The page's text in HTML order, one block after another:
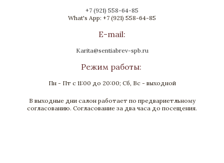
+7 (921) 558-64-85
What's App: +7 (921) 558-64-85
E-mail:
Karita@sentiabrev-spb.ru
Режим работы:
Пн - Пт с 11:00 до 20:00; Сб, Вс - выходной
В выходные дни салон работает по предвариетльному
согласованию. Согласование за два часа до посещения.